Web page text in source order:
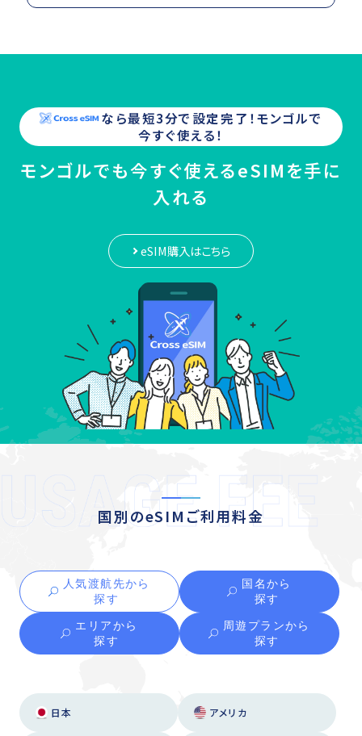
なら最短3分で設定完了！モンゴルで
今すぐ使える！
モンゴルでも今すぐ使えるeSIMを手に
入れる
eSIM購入はこちら
国別のeSIMご利用料金
人気渡航先から
探す
国名から
探す
エリアから
探す
周遊プランから
探す
日本 アメリカ